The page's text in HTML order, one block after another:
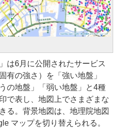
は6月に公開されたサービス
有の強さ）を「強い地盤」
の地盤」「弱い地盤」と4種
で表し、地図上でさまざまな
る。背景地図は、地理院地図
マップを切り替えられる。